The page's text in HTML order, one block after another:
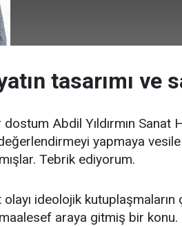
tasarımı ve
dostum Abdil Yıldırmın
yapmaya
Tebrik ediyorum.
olayı ideolojik
araya gitmiş bir konu.